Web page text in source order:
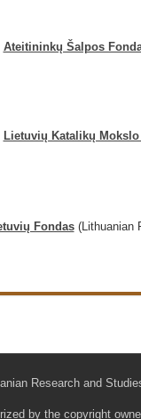
Ateitininkų Šalpos
Lietuvių Katalikų
Fondas(Lithuanian
Research and
by the copyright